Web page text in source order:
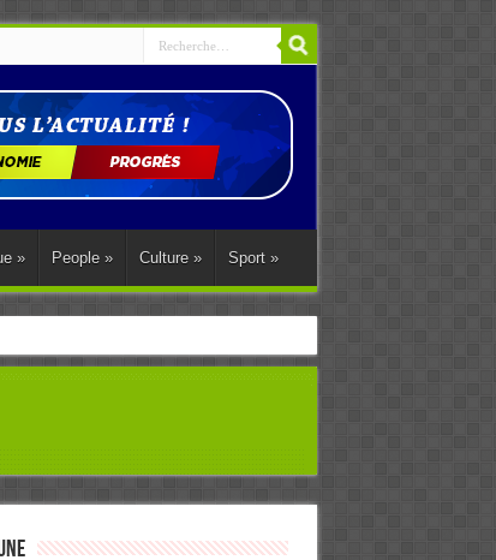
» People » Culture » Sport »